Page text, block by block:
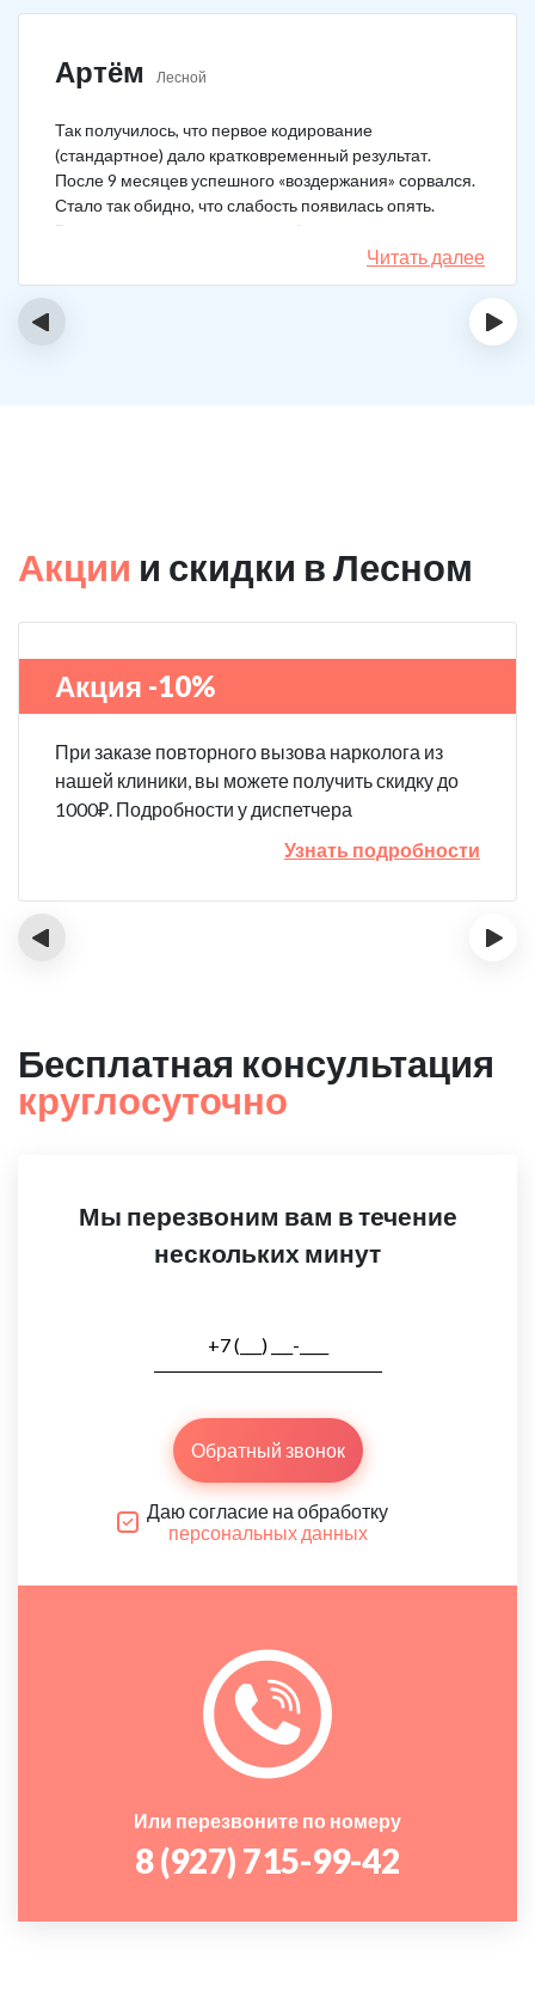
Артём Лесной
Так получилось, что первое кодирование
(стандартное) дало кратковременный результат.
После 9 месяцев успешного «воздержания» сорвался.
Стало так обидно, что слабость появилась опять.
Решил не затягивать, и опять обратился в клинику.
Мне порекомендовали двойной блок. Согласился, и
сейчас не жалею. Уже два года в полной завязке.
Читать далее
‹ ›
Акции и скидки в Лесном
Акция -10%
При заказе повторного вызова нарколога из
нашей клиники, вы можете получить скидку до
1000₽. Подробности у диспетчера
Узнать подробности
‹ ›
Бесплатная консультация
круглосуточно
Мы перезвоним вам в течение
нескольких минут
Обратный звонок
Даю согласие на обработку
персональных данных
Или перезвоните по номеру
8 (927) 715-99-42